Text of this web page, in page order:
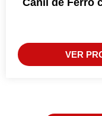
Canil de Ferro
VER